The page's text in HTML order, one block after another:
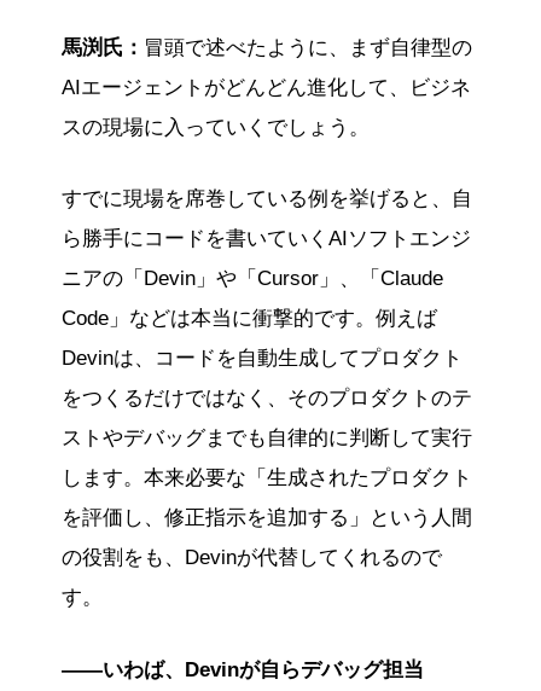
馬渕氏： 冒頭で述べたように、まず自律型の
AIエージェントがどんどん進化して、ビジネ
スの現場に入っていくでしょう。
すでに現場を席巻している例を挙げると、自
ら勝手にコードを書いていくAIソフトエンジ
ニアの「Devin」や「Cursor」、「Claude
Code」などは本当に衝撃的です。例えば
Devinは、コードを自動生成してプロダクト
をつくるだけではなく、そのプロダクトのテ
ストやデバッグまでも自律的に判断して実行
します。本来必要な「生成されたプロダクト
を評価し、修正指示を追加する」という人間
の役割をも、Devinが代替してくれるので
す。
――いわば、Devinが自らデバッグ担当